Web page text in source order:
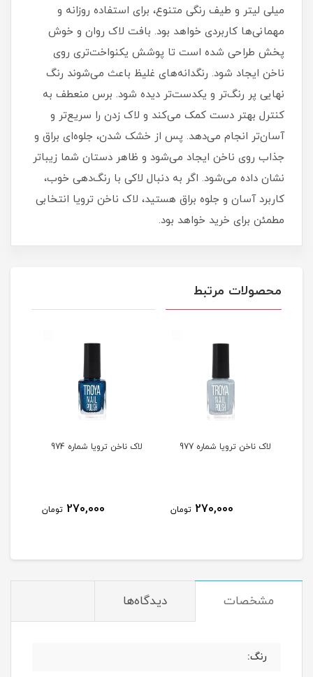
میلی‌ لیتر و طیف رنگی متنوع، برای استفاده روزانه و
مهمانی‌ها کاربردی خواهد بود. بافت لاک روان و خوش‌
پخش طراحی شده است تا پوشش یکنواخت‌تری روی
ناخن ایجاد شود. رنگدانه‌های غلیظ باعث می‌شوند رنگ
نهایی پر رنگ‌تر و یکدست‌تر دیده شود. برس منعطف به
کنترل بهتر دست کمک می‌کند و لاک زدن را سریع‌تر و
آسان‌تر انجام می‌دهد. پس از خشک شدن، جلوه‌ای براق و
جذاب روی ناخن ایجاد می‌شود و ظاهر دستان شما زیباتر
نشان داده می‌شود. اگر به دنبال لاکی با رنگ‌دهی خوب،
کاربرد آسان و جلوه براق هستید، لاک ناخن ترویا انتخابی
مطمئن برای خرید خواهد بود.
محصولات مرتبط
لاک ناخن ترویا شماره 977
270,000 تومان
لاک ناخن ترویا شماره 974
270,000 تومان
مشخصات دیدگاه‌ها
رنگ: